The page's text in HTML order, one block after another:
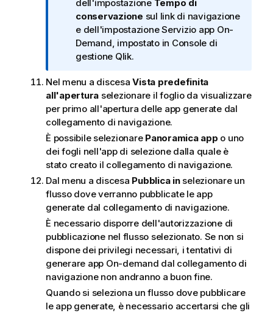
a
t
i
c
a
dell'impostazione Tempo di
conservazione sul link di navigazione
e dell'impostazioneServizio app On-
Demand, impostato in Console di
gestione Qlik.
Nel menu a discesaVista predefinita
all'apertura selezionare il foglio da visualizzare
per primo all'apertura delle app generate dal
collegamento di navigazione.
È possibile selezionare Panoramica app o uno
dei fogli nell'app di selezione dalla quale è
stato creato il collegamento di navigazione.
Dal menu a discesa Pubblica inselezionare un
flusso dove verranno pubblicate le app
generate dal collegamento di navigazione.
È necessario disporre dell'autorizzazione di
pubblicazione nel flusso selezionato. Se non si
dispone dei privilegi necessari, i tentativi di
generare app On-demand dal collegamento di
navigazione non andranno a buon fine.
Quando si seleziona un flusso dove pubblicare
le app generate, è necessario accertarsi che gli